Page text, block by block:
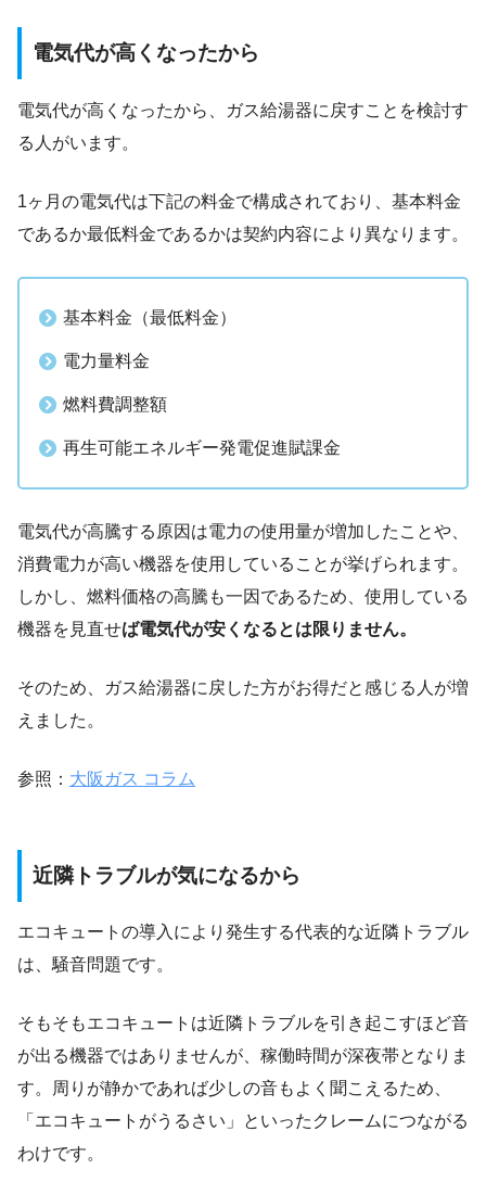
電気代が高くなったから
電気代が高くなったから、ガス給湯器に戻すことを検討す
る人がいます。
1ヶ月の電気代は下記の料金で構成されており、基本料金
であるか最低料金であるかは契約内容により異なります。
基本料金（最低料金）
電力量料金
燃料費調整額
再生可能エネルギー発電促進賦課金
電気代が高騰する原因は電力の使用量が増加したことや、
消費電力が高い機器を使用していることが挙げられます。
しかし、燃料価格の高騰も一因であるため、使用している
機器を見直せば電気代が安くなるとは限りません。
そのため、ガス給湯器に戻した方がお得だと感じる人が増
えました。
参照： 大阪ガス コラム
近隣トラブルが気になるから
エコキュートの導入により発生する代表的な近隣トラブル
は、騒音問題です。
そもそもエコキュートは近隣トラブルを引き起こすほど音
が出る機器ではありませんが、稼働時間が深夜帯となりま
す。周りが静かであれば少しの音もよく聞こえるため、
「エコキュートがうるさい」といったクレームにつながる
わけです。